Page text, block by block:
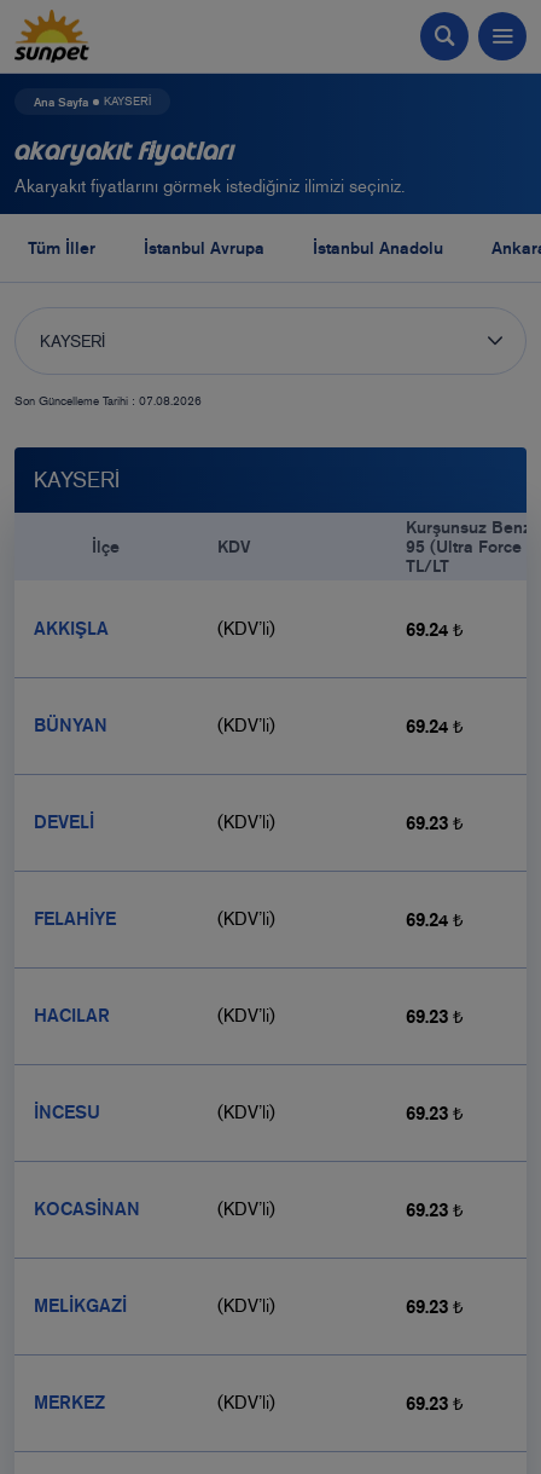
Ana Sayfa KAYSERİ
Akaryakıt Fiyatları
Akaryakıt fiyatlarını görmek istediğiniz ilimizi seçiniz.
Tüm İller İstanbul Avrupa İstanbul Anadolu
KAYSERİ
Son Güncelleme Tarihi : 07.08.2026
KAYSERİ
KDV
Kurşunsuz
95 (Ultra Force
TL/LT
AKKIŞLA (KDV’li) 69.24 ₺
BÜNYAN (KDV’li) 69.24 ₺
DEVELİ (KDV’li) 69.23 ₺
FELAHİYE (KDV’li) 69.24 ₺
HACILAR (KDV’li) 69.23 ₺
İNCESU (KDV’li) 69.23 ₺
KOCASİNAN (KDV’li) 69.23 ₺
MELİKGAZİ (KDV’li) 69.23 ₺
MERKEZ (KDV’li) 69.23 ₺